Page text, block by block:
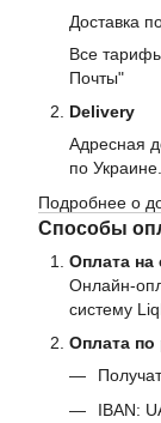
Доставка
Все
Почты"
Delivery
Адресная
по Украине.
Подробнее о
Способы
Оплата на
Онлайн-
систему
Оплата по
IBAN: